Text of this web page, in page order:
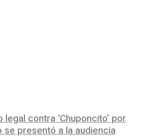
contra ‘Chuponcito’ por
se presentó a la audiencia